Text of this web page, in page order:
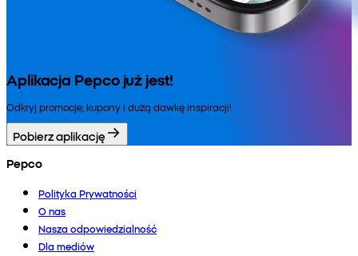
Aplikacja Pepco już jest!
Odkryj promocje, kupony i dużą dawkę inspiracji!
Pobierz aplikację
Pepco
Polityka Prywatności
O nas
Nasza odpowiedzialność
Dla mediów